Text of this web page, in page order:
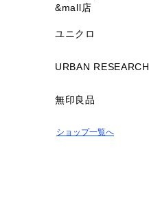
&mall店
ユニクロ
URBAN RESEARCH
無印良品
ショップ一覧へ